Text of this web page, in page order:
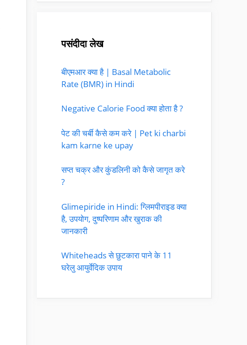
पसंदीदा लेख
बीएमआर क्या है | Basal Metabolic
Rate (BMR) in Hindi
Negative Calorie Food क्या होता है ?
पेट की चर्बी कैसे कम करे | Pet ki charbi
kam karne ke upay
सप्त चक्र और कुंडलिनी को कैसे जागृत करे
?
Glimepiride in Hindi: ग्लिमपीराइड क्या
है, उपयोग, दुष्परिणाम और खुराक की
जानकारी
Whiteheads से छुटकारा पाने के 11
घरेलु आयुर्वेदिक उपाय